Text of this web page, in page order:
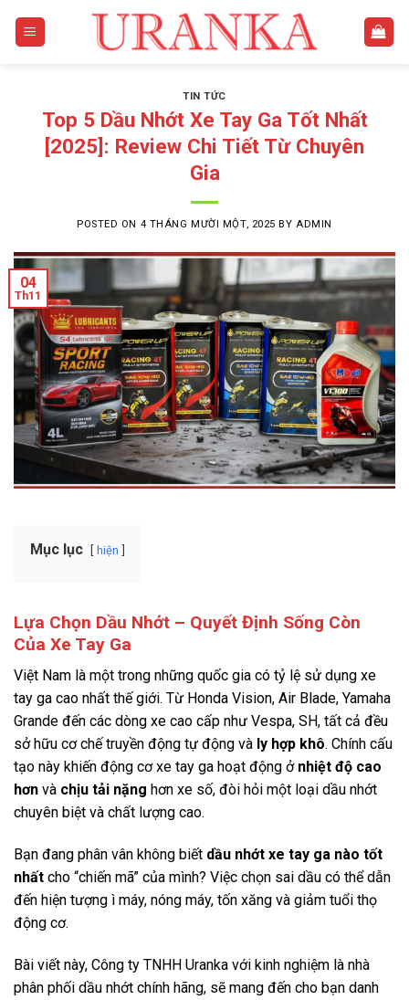
TIN TỨC
Top 5 Dầu Nhớt Xe Tay Ga Tốt Nhất
[2025]: Review Chi Tiết Từ Chuyên
Gia
POSTED ON 4 THÁNG MƯỜI MỘT, 2025 BY ADMIN
04
Th11
Mục lục hiện
Lựa Chọn Dầu Nhớt – Quyết Định Sống Còn
Của Xe Tay Ga
Việt Nam là một trong những quốc gia có tỷ lệ sử dụng xe
tay ga cao nhất thế giới. Từ Honda Vision, Air Blade, Yamaha
Grande đến các dòng xe cao cấp như Vespa, SH, tất cả đều
sở hữu cơ chế truyền động tự động và ly hợp khô. Chính cấu
tạo này khiến động cơ xe tay ga hoạt động ở nhiệt độ cao
hơn và chịu tải nặng hơn xe số, đòi hỏi một loại dầu nhớt
chuyên biệt và chất lượng cao.
Bạn đang phân vân không biết dầu nhớt xe tay ga nào tốt
nhất cho “chiến mã” của mình? Việc chọn sai dầu có thể dẫn
đến hiện tượng ì máy, nóng máy, tốn xăng và giảm tuổi thọ
động cơ.
Bài viết này, Công ty TNHH Uranka với kinh nghiệm là nhà
phân phối dầu nhớt chính hãng, sẽ mang đến cho bạn danh